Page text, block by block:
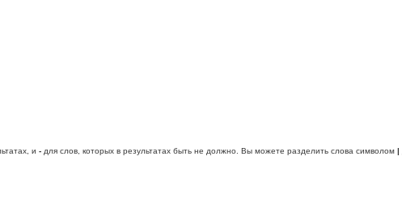
и - для слов, которых в результатах быть не должно. Вы можете разделить слова символом |